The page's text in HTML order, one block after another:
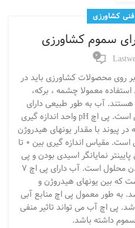
کشاورزی
سموم کشاورزی
0
روی محصولات کشاورزی باید در
معمولا چشمه ، برکه،
آب به طور طبیعی دارای
مقداری مواد معدنی محلول و آلی است. پی اچ pH واحد اندازه گیری
پیوند با مقدار یونهای هیدروژن
H+ و هیدروکسیل HO+ در محلول است. مقیاس اندازه گیری بین 0 تا
نمایانگر اسیدی بودن و پی
اچ های بالاتر نمایانگر قلیایی بودن محلول است. آب دارای پی اچ 7
که بین یونهای هیدروژن و
به طور معمول پی اچ منابع آبی
پی اچ آب می تواند تاثیر منفی
داشته باشد.